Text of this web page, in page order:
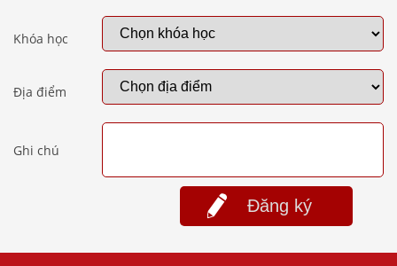
Khóa học
Địa điểm
Ghi chú
Đăng ký